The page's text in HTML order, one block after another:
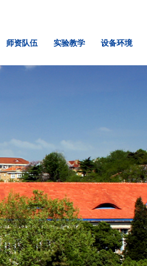
师资队伍 实验教学 设备环境